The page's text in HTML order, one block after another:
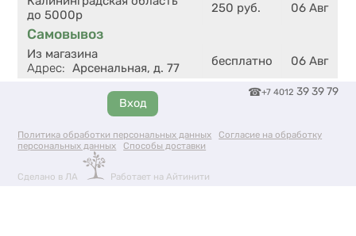
до 5000р
250 руб. 06 Авг
Самовывоз
Из магазина
Адрес: Арсенальная, д. 77 бесплатно 06 Авг
+7 4012 39 39 79
Политика обработки персональных данных
Согласие на обработку
персональных данных
Способы доставки
Сделано в ЛА Работает на Айтинити